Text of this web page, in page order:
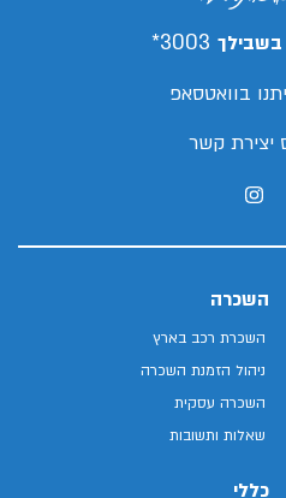
בשבילך 3003*
בוואטסאפ
יצירת קשר
השכרה
השכרת רכב בארץ
ניהול הזמנת השכרה
השכרה עסקית
שאלות ותשובות
כללי